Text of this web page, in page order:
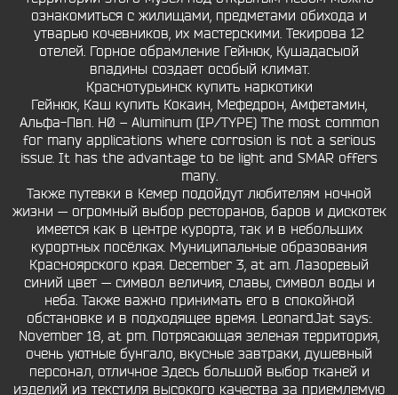
ознакомиться с жилищами, предметами обихода и
утварью кочевников, их мастерскими. Текирова 12
отелей. Горное обрамление Гейнюк, Кушадасыой
впадины создает особый климат.
Краснотурьинск купить наркотики
Гейнюк, Каш купить Кокаин, Мефедрон, Амфетамин,
Альфа-Пвп. H0 – Aluminum (IP/TYPE) The most common
for many applications where corrosion is not a serious
issue. It has the advantage to be light and SMAR offers
many.
Также путевки в Кемер подойдут любителям ночной
жизни — огромный выбор ресторанов, баров и дискотек
имеется как в центре курорта, так и в небольших
курортных посёлках. Муниципальные образования
Красноярского края. December 3, at am. Лазоревый
синий цвет — символ величия, славы, символ воды и
неба. Также важно принимать его в спокойной
обстановке и в подходящее время. LeonardJat says:.
November 18, at pm. Потрясающая зеленая территория,
очень уютные бунгало, вкусные завтраки, душевный
персонал, отличное Здесь большой выбор тканей и
изделий из текстиля высокого качества за приемлемую